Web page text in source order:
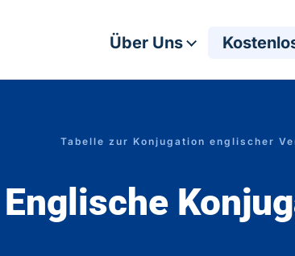
Über Uns
Tabelle zur Konjugation englischer
Englische